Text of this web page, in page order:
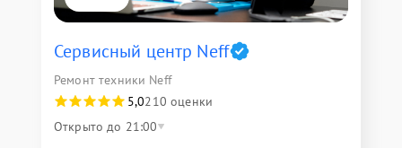
Сервисный центр Neff
Ремонт техники Neff
5,0210 оценки
Открыто до 21:00